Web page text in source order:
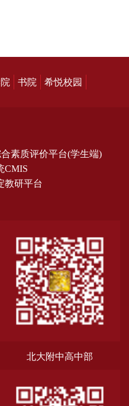
书院 希悦校园
素质评价平台(学生端)
CMIS
教研平台
北大附中高中部